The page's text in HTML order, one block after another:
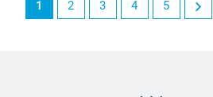
1 2 3 4 5